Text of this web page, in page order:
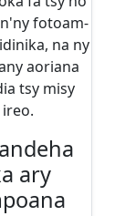
fotoam-
na ny
aoriana
tsy misy
ary